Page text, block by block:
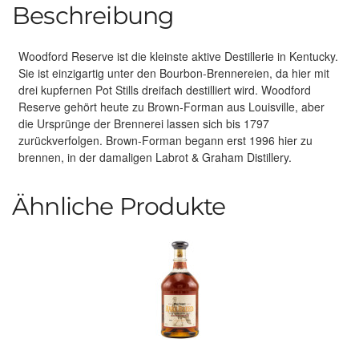
Beschreibung
Woodford Reserve ist die kleinste aktive Destillerie in Kentucky.
Sie ist einzigartig unter den Bourbon-Brennereien, da hier mit
drei kupfernen Pot Stills dreifach destilliert wird. Woodford
Reserve gehört heute zu Brown-Forman aus Louisville, aber
die Ursprünge der Brennerei lassen sich bis 1797
zurückverfolgen. Brown-Forman begann erst 1996 hier zu
brennen, in der damaligen Labrot & Graham Distillery.
Ähnliche Produkte